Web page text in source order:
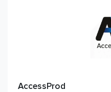
AccessProd